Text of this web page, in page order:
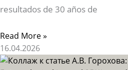
resultados de 30 años de
Read More »
16.04.2026